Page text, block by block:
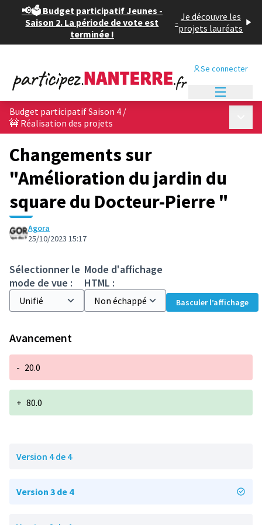
📢🗳️ Budget participatif Jeunes -
Saison 2. La période de vote est
terminée !
- Je découvre les
projets lauréats
Se connecter
Budget participatif Saison 4 /
🚧 Réalisation des projets
Changements sur
"Amélioration du jardin du
square du Docteur-Pierre "
Agora
25/10/2023 15:17
Sélectionner le
mode de vue :
Mode d'affichage
HTML :
Basculer l’affichage
Avancement
- 20.0
+ 80.0
Version 4 de 4
Version 3 de 4